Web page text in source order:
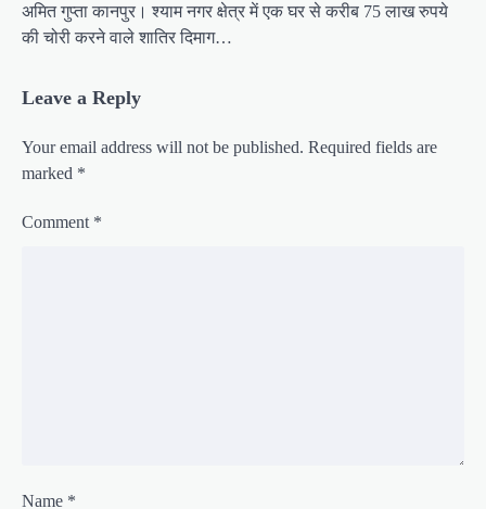
अमित गुप्ता कानपुर। श्याम नगर क्षेत्र में एक घर से करीब 75 लाख रुपये
की चोरी करने वाले शातिर दिमाग…
Leave a Reply
Your email address will not be published. Required fields are
marked *
Comment *
Name *